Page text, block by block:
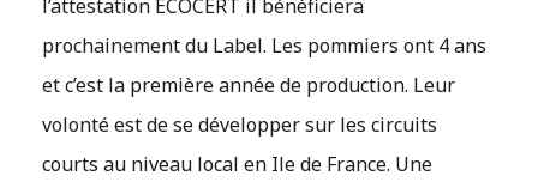
l’attestation ECOCERT il bénéficiera
prochainement du Label. Les pommiers ont 4 ans
et c’est la première année de production. Leur
volonté est de se développer sur les circuits
courts au niveau local en Ile de France. Une